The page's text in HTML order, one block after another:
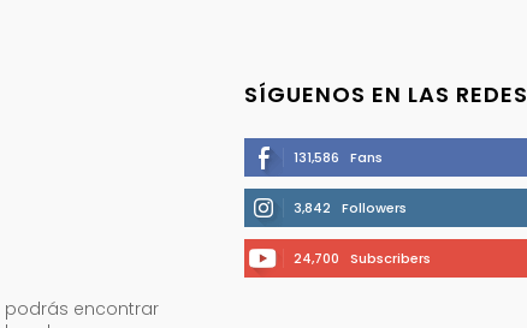
encontrar
SÍGUENOS EN LAS REDES
131,586 Fans
3,842 Followers
24,700 Subscribers